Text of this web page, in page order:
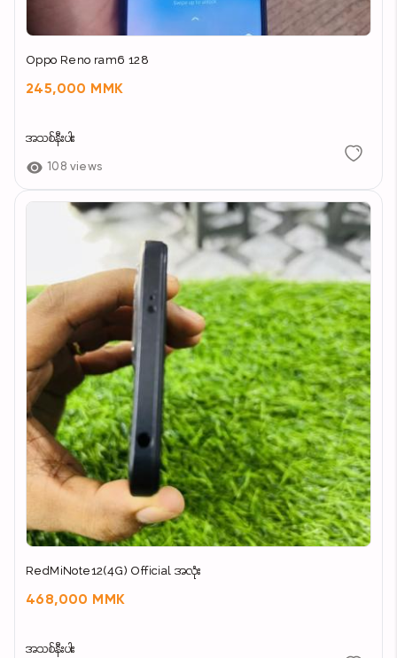
Oppo Reno ram6 128
245,000 MMK
အသစ်နီးပါး
108 views
RedMiNote12(4G) Official အလုံး
468,000 MMK
အသစ်နီးပါး